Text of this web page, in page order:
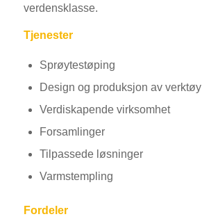
verdensklasse.
Tjenester
Sprøytestøping
Design og produksjon av verktøy
Verdiskapende virksomhet
Forsamlinger
Tilpassede løsninger
Varmstempling
Fordeler